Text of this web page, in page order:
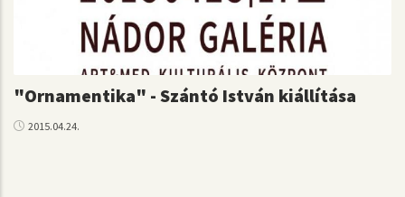
"Ornamentika" - Szántó István kiállítása
2015.04.24.